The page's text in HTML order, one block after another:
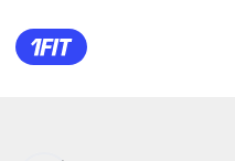
У Вас есть